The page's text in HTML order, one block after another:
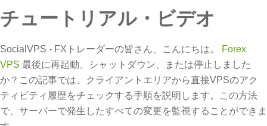
チュートリアル・ビデオ
SocialVPS - FXトレーダーの皆さん、こんにちは。
Forex
VPS 最後に再起動、シャットダウン、または停止しました
か？この記事では、クライアントエリアから直接VPSのアク
ティビティ履歴をチェックする手順を説明します。この方法
で、サーバーで発生したすべての変更を監視することができま